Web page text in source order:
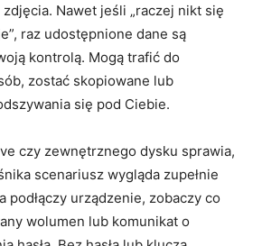
Nawet jeśli „raczej nikt się
raz udostępnione dane są
kontrolą. Mogą trafić do
zostać skopiowane lub
się pod Ciebie.
czy zewnętrznego dysku sprawia,
scenariusz wygląda zupełnie
podłączy urządzenie, zobaczy co
wolumen lub komunikat o